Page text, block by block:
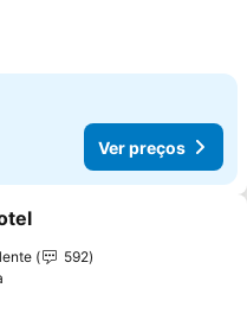
Ver preços
aos favoritos
592